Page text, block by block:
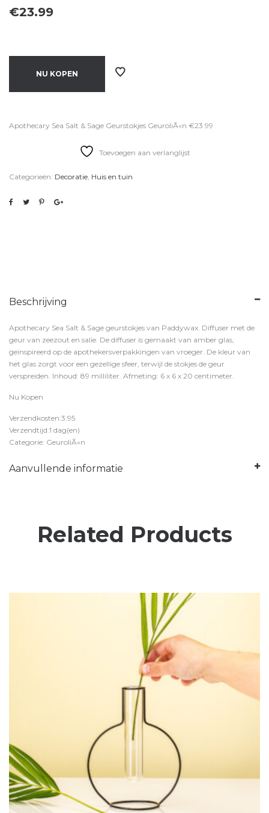
€23.99
NU KOPEN
Apothecary Sea Salt & Sage Geurstokjes GeuroliÃ«n €23.99
Toevoegen aan verlanglijst
Categorieën: Decoratie, Huis en tuin
Beschrijving
Apothecary Sea Salt & Sage geurstokjes van Paddywax. Diffuser met de
geur van zeezout en salie. De diffuser is gemaakt van amber glas,
geïnspireerd op de apothekersverpakkingen van vroeger. De kleur van
het glas zorgt voor een gezellige sfeer, terwijl de stokjes de geur
verspreiden. Inhoud: 89 milliliter. Afmeting: 6 x 6 x 20 centimeter.
Nu Kopen
Verzendkosten:3.95
Verzendtijd:1 dag(en)
Categorie: GeuroliÃ«n
Aanvullende informatie
Related Products